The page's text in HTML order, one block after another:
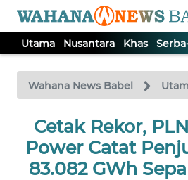
Utama Nusantara Khas
Wahana News Babel
Cetak Rekor,
Power Catat
83.082 GWh
TV
Tutup
UTAMA
NUSANTARA